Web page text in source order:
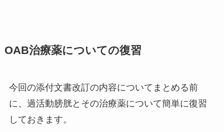
OAB治療薬についての復習
今回の添付文書改訂の内容についてまとめる前
に、過活動膀胱とその治療薬について簡単に復習
しておきます。